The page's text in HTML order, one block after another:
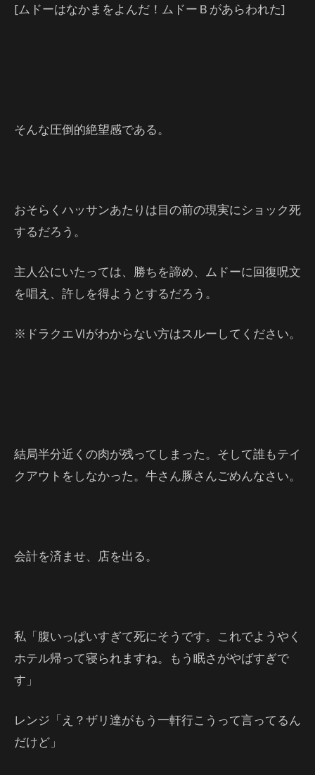
[ムドーはなかまをよんだ！ムドーＢがあらわれた]
そんな圧倒的絶望感である。
おそらくハッサンあたりは目の前の現実にショック死
するだろう。
主人公にいたっては、勝ちを諦め、ムドーに回復呪文
を唱え、許しを得ようとするだろう。
※ドラクエⅥがわからない方はスルーしてください。
結局半分近くの肉が残ってしまった。そして誰もテイ
クアウトをしなかった。牛さん豚さんごめんなさい。
会計を済ませ、店を出る。
私「腹いっぱいすぎて死にそうです。これでようやく
ホテル帰って寝られますね。もう眠さがやばすぎで
す」
レンジ「え？ザリ達がもう一軒行こうって言ってるん
だけど」